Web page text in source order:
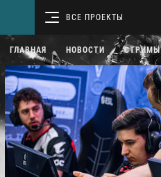
ВСЕ ПРОЕКТЫ
ГЛАВНАЯ НОВОСТИ СТРИМЫ